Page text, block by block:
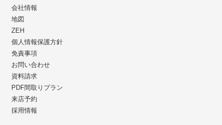
会社情報
地図
ZEH
個人情報保護方針
免責事項
お問い合わせ
資料請求
PDF間取りプラン
来店予約
採用情報